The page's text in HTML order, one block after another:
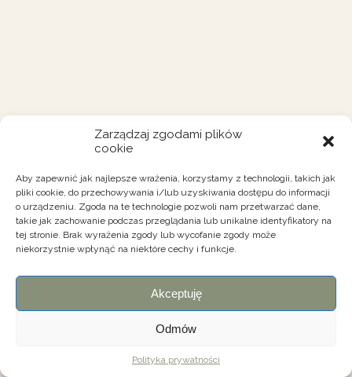
Zarządzaj zgodami plików
cookie
Aby zapewnić jak najlepsze wrażenia, korzystamy z technologii, takich jak
pliki cookie, do przechowywania i/lub uzyskiwania dostępu do informacji
o urządzeniu. Zgoda na te technologie pozwoli nam przetwarzać dane,
takie jak zachowanie podczas przeglądania lub unikalne identyfikatory na
tej stronie. Brak wyrażenia zgody lub wycofanie zgody może
niekorzystnie wpłynąć na niektóre cechy i funkcje.
Akceptuję
Odmów
Polityka prywatności